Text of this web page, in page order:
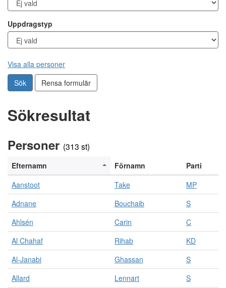
Uppdragstyp
Visa alla personer
Sök
Rensa formulär
Sökresultat
e
d
n
ö
v
s
Personer (313 st)
Efternamn Förnamn
Parti
Aanstoot
Take
MP
Adnane
Bouchaib
S
Ahlsén
Carin
C
Al Chahaf
Rihab
KD
Al-Janabi
Ghassan
S
Allard
Lennart
S